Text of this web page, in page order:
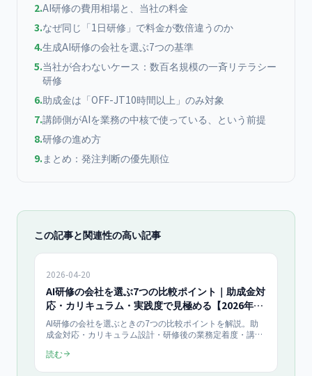
2.AI研修の費用相場と、当社の料金
3.なぜ同じ「1日研修」で料金が数倍違うのか
4.生成AI研修の会社を選ぶ7つの基準
5.当社が合わないケース：数百名規模の一斉リテラシー
研修
6.助成金は「OFF-JT10時間以上」のみ対象
7.講師側がAIを業務の中核で使っている、という前提
8.研修の進め方
9.まとめ：発注判断の優先順位
この記事と関連性の高い記事
2026-04-20
AI研修の会社を選ぶ7つの比較ポイント｜助成金対
応・カリキュラム・実践度で見極める【2026年
版】
AI研修の会社を選ぶときの7つの比較ポイントを解説。助
成金対応・カリキュラム設計・研修後の業務定着度・講師
の観点で、事業者が自社に合った会社を見極める判断基準
読む